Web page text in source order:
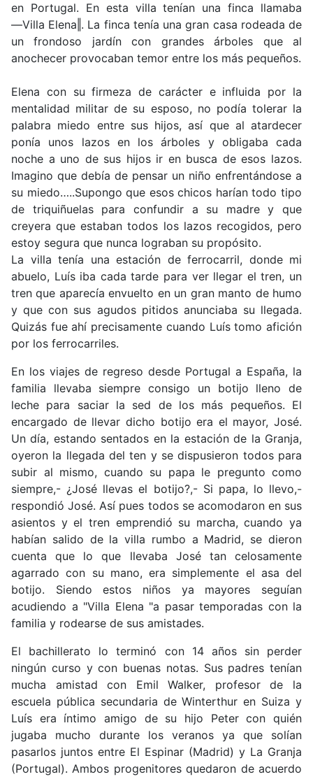
en Portugal. En esta villa tenían una finca llamaba
―Villa Elena‖. La finca tenía una gran casa rodeada de
un frondoso jardín con grandes árboles que al
anochecer provocaban temor entre los más pequeños.
Elena con su firmeza de carácter e influida por la
mentalidad militar de su esposo, no podía tolerar la
palabra miedo entre sus hijos, así que al atardecer
ponía unos lazos en los árboles y obligaba cada
noche a uno de sus hijos ir en busca de esos lazos.
Imagino que debía de pensar un niño enfrentándose a
su miedo…..Supongo que esos chicos harían todo tipo
de triquiñuelas para confundir a su madre y que
creyera que estaban todos los lazos recogidos, pero
estoy segura que nunca lograban su propósito.
La villa tenía una estación de ferrocarril, donde mi
abuelo, Luís iba cada tarde para ver llegar el tren, un
tren que aparecía envuelto en un gran manto de humo
y que con sus agudos pitidos anunciaba su llegada.
Quizás fue ahí precisamente cuando Luís tomo afición
por los ferrocarriles.
En los viajes de regreso desde Portugal a España, la
familia llevaba siempre consigo un botijo lleno de
leche para saciar la sed de los más pequeños. El
encargado de llevar dicho botijo era el mayor, José.
Un día, estando sentados en la estación de la Granja,
oyeron la llegada del ten y se dispusieron todos para
subir al mismo, cuando su papa le pregunto como
siempre,- ¿José llevas el botijo?,- Si papa, lo llevo,-
respondió José. Así pues todos se acomodaron en sus
asientos y el tren emprendió su marcha, cuando ya
habían salido de la villa rumbo a Madrid, se dieron
cuenta que lo que llevaba José tan celosamente
agarrado con su mano, era simplemente el asa del
botijo. Siendo estos niños ya mayores seguían
acudiendo a "Villa Elena "a pasar temporadas con la
familia y rodearse de sus amistades.
El bachillerato lo terminó con 14 años sin perder
ningún curso y con buenas notas. Sus padres tenían
mucha amistad con Emil Walker, profesor de la
escuela pública secundaria de Winterthur en Suiza y
Luís era íntimo amigo de su hijo Peter con quién
jugaba mucho durante los veranos ya que solían
pasarlos juntos entre El Espinar (Madrid) y La Granja
(Portugal). Ambos progenitores quedaron de acuerdo